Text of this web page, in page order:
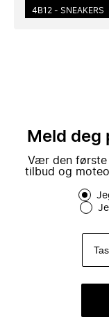
4B12 - SNEAKERS
Meld
Vær den første
tilbud og